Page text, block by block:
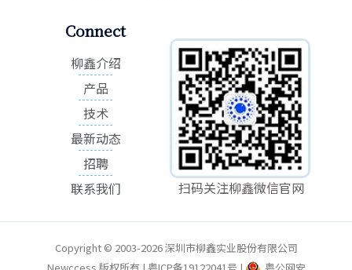
Connect
柳鑫介绍
产品
技术
最新动态
招聘
联系我们
扫码关注柳鑫微信官网
Copyright © 2003-2026 深圳市柳鑫实业股份有限公司